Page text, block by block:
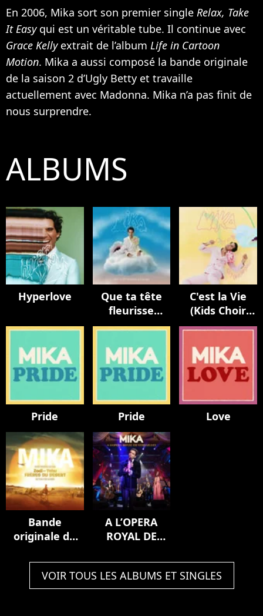
En 2006, Mika sort son premier single Relax, Take
It Easyqui est un véritable tube. Il continue avec
Grace Kellyextrait de l’album Life in Cartoon
Motion. Mika a aussi composé la bande originale
de la saison 2 d’Ugly Betty et travaille
actuellement avec Madonna. Mika n’a pas finit de
nous surprendre.
ALBUMS
Hyperlove
Que ta tête
fleurisse
toujours
C'est la Vie
(Kids Choir
Version / avec
Populaire)
Pride Pride Love
Bande
originale du
Téhu, frères
du désert
A L’OPERA
ROYAL DE
(Live)
VOIR TOUS LES ALBUMS ET SINGLES